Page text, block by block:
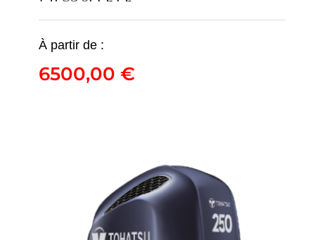
WHALY 435 R –
TOHATSU MFS30A-ETL
6500,00
À partir de :
6500,00 €